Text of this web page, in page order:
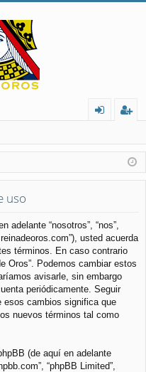
nt
ifi
rs
e
ist
ra
uso
adelante “nosotros”, “nos”,
usted acuerda
términos. En caso contrario
Oros”. Podemos cambiar estos
avisarle, sin embargo
periódicamente. Seguir
esos cambios significa que
nuevos términos tal como
(de aquí en adelante
“phpBB Limited”,